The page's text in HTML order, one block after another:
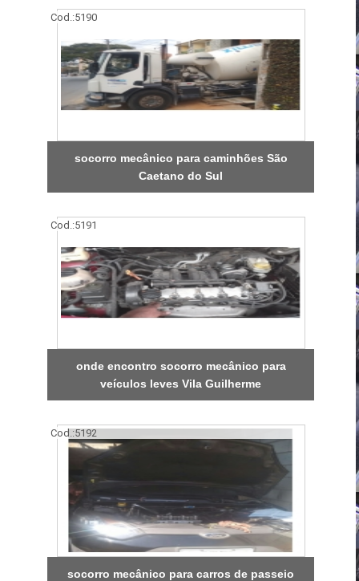
Cod.:5190
socorro mecânico para caminhões São
Caetano do Sul
Cod.:5191
onde encontro socorro mecânico para
veículos leves Vila Guilherme
Cod.:5192
socorro mecânico para carros de passeio